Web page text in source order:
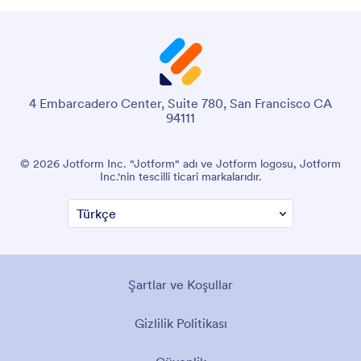
4 Embarcadero Center, Suite 780, San Francisco CA
94111
© 2026 Jotform Inc. "Jotform" adı ve Jotform logosu, Jotform
Inc.'nin tescilli ticari markalarıdır.
Şartlar ve Koşullar
Gizlilik Politikası